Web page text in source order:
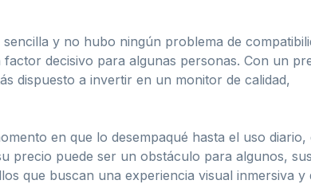
y no hubo ningún problema de
decisivo para algunas personas. Con un
dispuesto a invertir en un monitor de calidad,
en que lo desempaqué hasta el uso diario,
precio puede ser un obstáculo para algunos, sus
que buscan una experiencia visual inmersiva y